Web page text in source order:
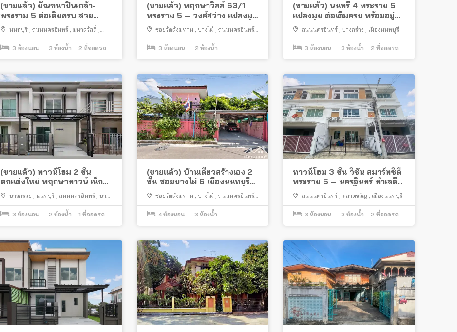
(ขายแล้ว) มัณฑนาปิ่นเกล้า-
พระราม 5 ต่อเติมครบ สวย
พร้อมอยู่ ทำเลดีติดถนนใหญ่นคร
อินทร์
นนทบุรี , ถนนนครอินทร์ , มหาสวัสดิ์ ,
บางกรวย
3 ห้องนอน 3 ห้องน้ำ 2 ที่จอดรถ
(ขายแล้ว) พฤกษา​วิลล์​ ​63/1
พระราม 5 – วงศ์สว่าง แปลงมุม
ซอยวัดสังฆทาน
ซอยวัดสังฆทาน , บางไผ่ , ถนนนครอินทร์ ,
เมืองนนทบุรี
3 ห้องนอน 2 ห้องน้ำ
(ขายแล้ว) นนทรี 4 พระราม 5
แปลงมุม ต่อเติมครบ พร้อมอยู่
ทำเลดี ใกล้สะพานพระราม 5
ถนนนครอินทร์ , บางกร่าง , เมืองนนทบุรี
3 ห้องนอน 3 ห้องน้ำ 2 ที่จอดรถ
(ขายแล้ว) ทาวน์โฮม 2 ชั้น
ตกแต่งใหม่ พฤกษาทาวน์ เน็กซ์
ติวานนท์-พระราม 5 แปลงหน้า
สวน หน้าบ้านไม่ชนใคร ต่อเติม
ครบพร้อมอยู่
บางกรวย นนทบุรี ถนนนครอินทร์ บาง
คูเวียง
3 ห้องนอน 2 ห้องน้ำ 1 ที่จอดรถ
(ขายแล้ว) บ้านเดี่ยวสร้างเอง 2
ชั้น ซอยบางไผ่ 6 เมืองนนทบุรี
ใกล้วัดสังฆทาน
ซอยวัดสังฆทาน บางไผ่ ถนนนครอินทร์
เมืองนนทบุรี
4 ห้องนอน 3 ห้องน้ำ
ทาวน์โฮม 3 ชั้น วิชั่น สมาร์ทซิตี้
พระราม 5 – นครอินทร์ ทำเลดี
ติดถนนใหญ่ ใกล้บิ๊กซี ติวานนท์
ถนนนครอินทร์ ตลาดขวัญ เมืองนนทบุรี
3 ห้องนอน 3 ห้องน้ำ 2 ที่จอดรถ